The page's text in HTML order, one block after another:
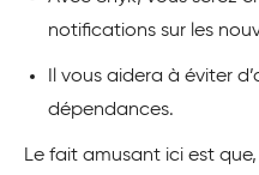
notifications sur les
Il vous aidera à éviter
dépendances.
Le fait amusant ici est